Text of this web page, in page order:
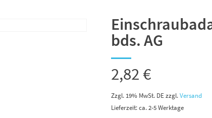
bds. AG
2,82€
Zzgl. 19% MwSt. DE zzgl.Versand
Lieferzeit: ca. 2-5 Werktage